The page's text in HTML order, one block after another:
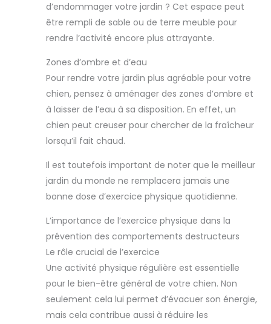
pas besoin de retourner
l'article défectueux.
d’endommager votre jardin ? Cet espace peut
être rempli de sable ou de terre meuble pour
rendre l’activité encore plus attrayante.
Zones d’ombre et d’eau
Pour rendre votre jardin plus agréable pour votre
chien, pensez à aménager des zones d’ombre et
à laisser de l’eau à sa disposition. En effet, un
chien peut creuser pour chercher de la fraîcheur
lorsqu’il fait chaud.
Il est toutefois important de noter que le meilleur
jardin du monde ne remplacera jamais une
bonne dose d’exercice physique quotidienne.
L’importance de l’exercice physique dans la
prévention des comportements destructeurs
Le rôle crucial de l’exercice
Une activité physique régulière est essentielle
pour le bien-être général de votre chien. Non
seulement cela lui permet d’évacuer son énergie,
mais cela contribue aussi à réduire les